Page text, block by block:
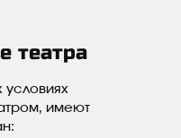
театра
условиях
имеют